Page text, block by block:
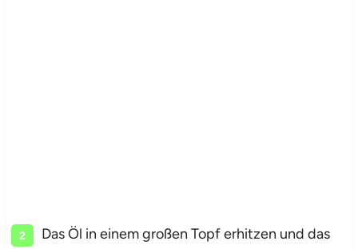
Das Öl in einem großen Topf erhitzen und das